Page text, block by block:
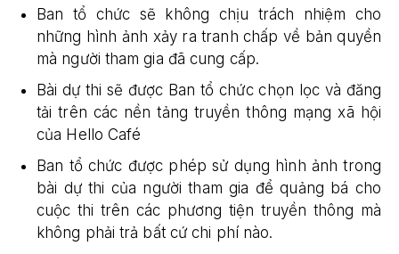
Ban tổ chức sẽ không chịu trách nhiệm cho
những hình ảnh xảy ra tranh chấp về bản quyền
mà người tham gia đã cung cấp.
Bài dự thi sẽ được Ban tổ chức chọn lọc và đăng
tải trên các nền tảng truyền thông mạng xã hội
của Hello Café
Ban tổ chức được phép sử dụng hình ảnh trong
bài dự thi của người tham gia để quảng bá cho
cuộc thi trên các phương tiện truyền thông mà
không phải trả bất cứ chi phí nào.